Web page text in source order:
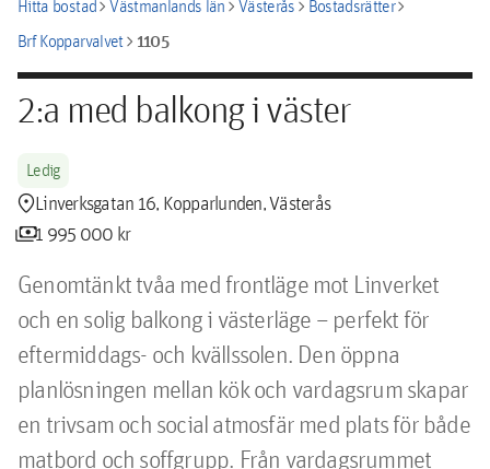
Hitta bostadchevron_rightVästmanlands länchevron_rightVästeråschevron_rightBostadsrätterchevron_right
Brf Kopparvalvetchevron_right1105
2:a med balkong i väster
Ledig
location_pinLinverksgatan 16, Kopparlunden, Västerås
payments1 995 000 kr
Genomtänkt tvåa med frontläge mot Linverket
och en solig balkong i västerläge – perfekt för
eftermiddags- och kvällssolen. Den öppna
planlösningen mellan kök och vardagsrum skapar
en trivsam och social atmosfär med plats för både
matbord och soffgrupp. Från vardagsrummet